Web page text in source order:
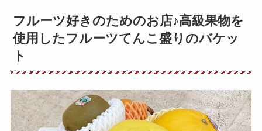
フルーツ好きのためのお店♪高級果物を
使用したフルーツてんこ盛りのバケッ
ト